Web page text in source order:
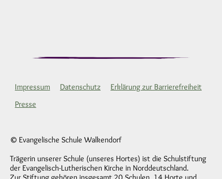
© Evangelische Schule Walkendorf
Trägerin unserer Schule (unseres Hortes) ist die Schulstiftung
der Evangelisch-Lutherischen Kirche in Norddeutschland.
Impressum Datenschutz
Erklärung zur Barrierefreiheit
Presse